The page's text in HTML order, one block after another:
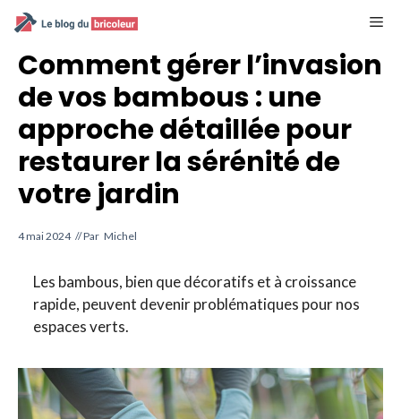
Aller
au
contenu
Comment gérer l’invasion
de vos bambous : une
approche détaillée pour
restaurer la sérénité de
votre jardin
4 mai 2024 // Par Michel
Les bambous, bien que décoratifs et à croissance
rapide, peuvent devenir problématiques pour nos
espaces verts.